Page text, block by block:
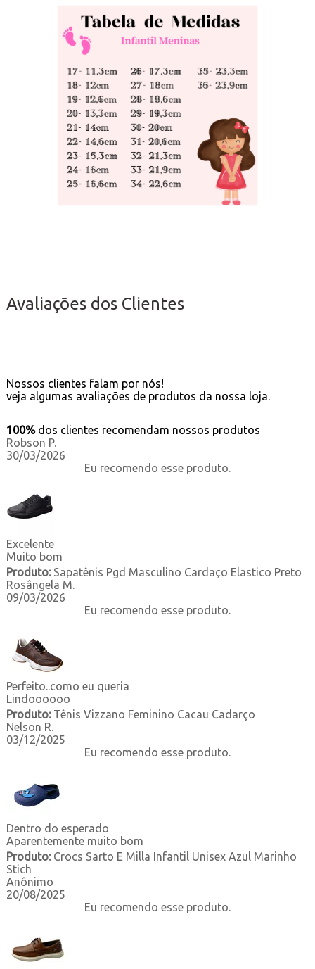
Avaliações dos Clientes
Nossos clientes falam por nós!
veja algumas avaliações de produtos da nossa loja.
100% dos clientes recomendam nossos produtos
Robson P.
30/03/2026
Eu recomendo esse produto.
Excelente
Muito bom
Produto:Sapatênis Pgd Masculino Cardaço Elastico Preto
Rosângela M.
09/03/2026
Eu recomendo esse produto.
Perfeito..como eu queria
Lindoooooo
Produto:Tênis Vizzano Feminino Cacau Cadarço
Nelson R.
03/12/2025
Eu recomendo esse produto.
Dentro do esperado
Aparentemente muito bom
Produto:Crocs Sarto E Milla Infantil Unisex Azul Marinho
Stich
Anônimo
20/08/2025
Eu recomendo esse produto.